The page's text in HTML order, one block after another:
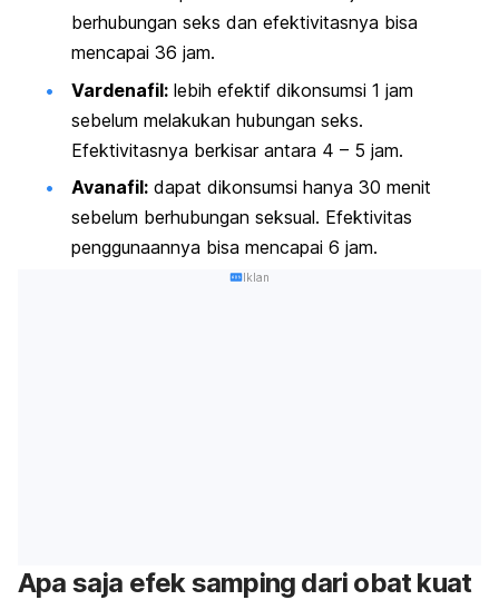
berhubungan seks dan efektivitasnya bisa
mencapai 36 jam.
Vardenafil: lebih efektif dikonsumsi 1 jam
sebelum melakukan hubungan seks.
Efektivitasnya berkisar antara 4 – 5 jam.
Avanafil: dapat dikonsumsi hanya 30 menit
sebelum berhubungan seksual. Efektivitas
penggunaannya bisa mencapai 6 jam.
Iklan
Apa saja efek samping dari obat kuat